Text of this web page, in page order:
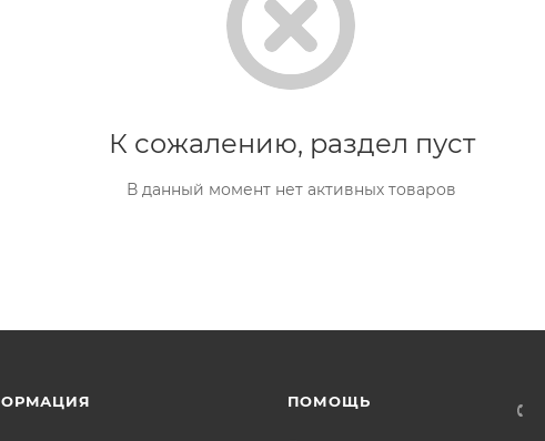
К сожалению, раздел пуст
В данный момент нет активных товаров
ПОМОЩЬ